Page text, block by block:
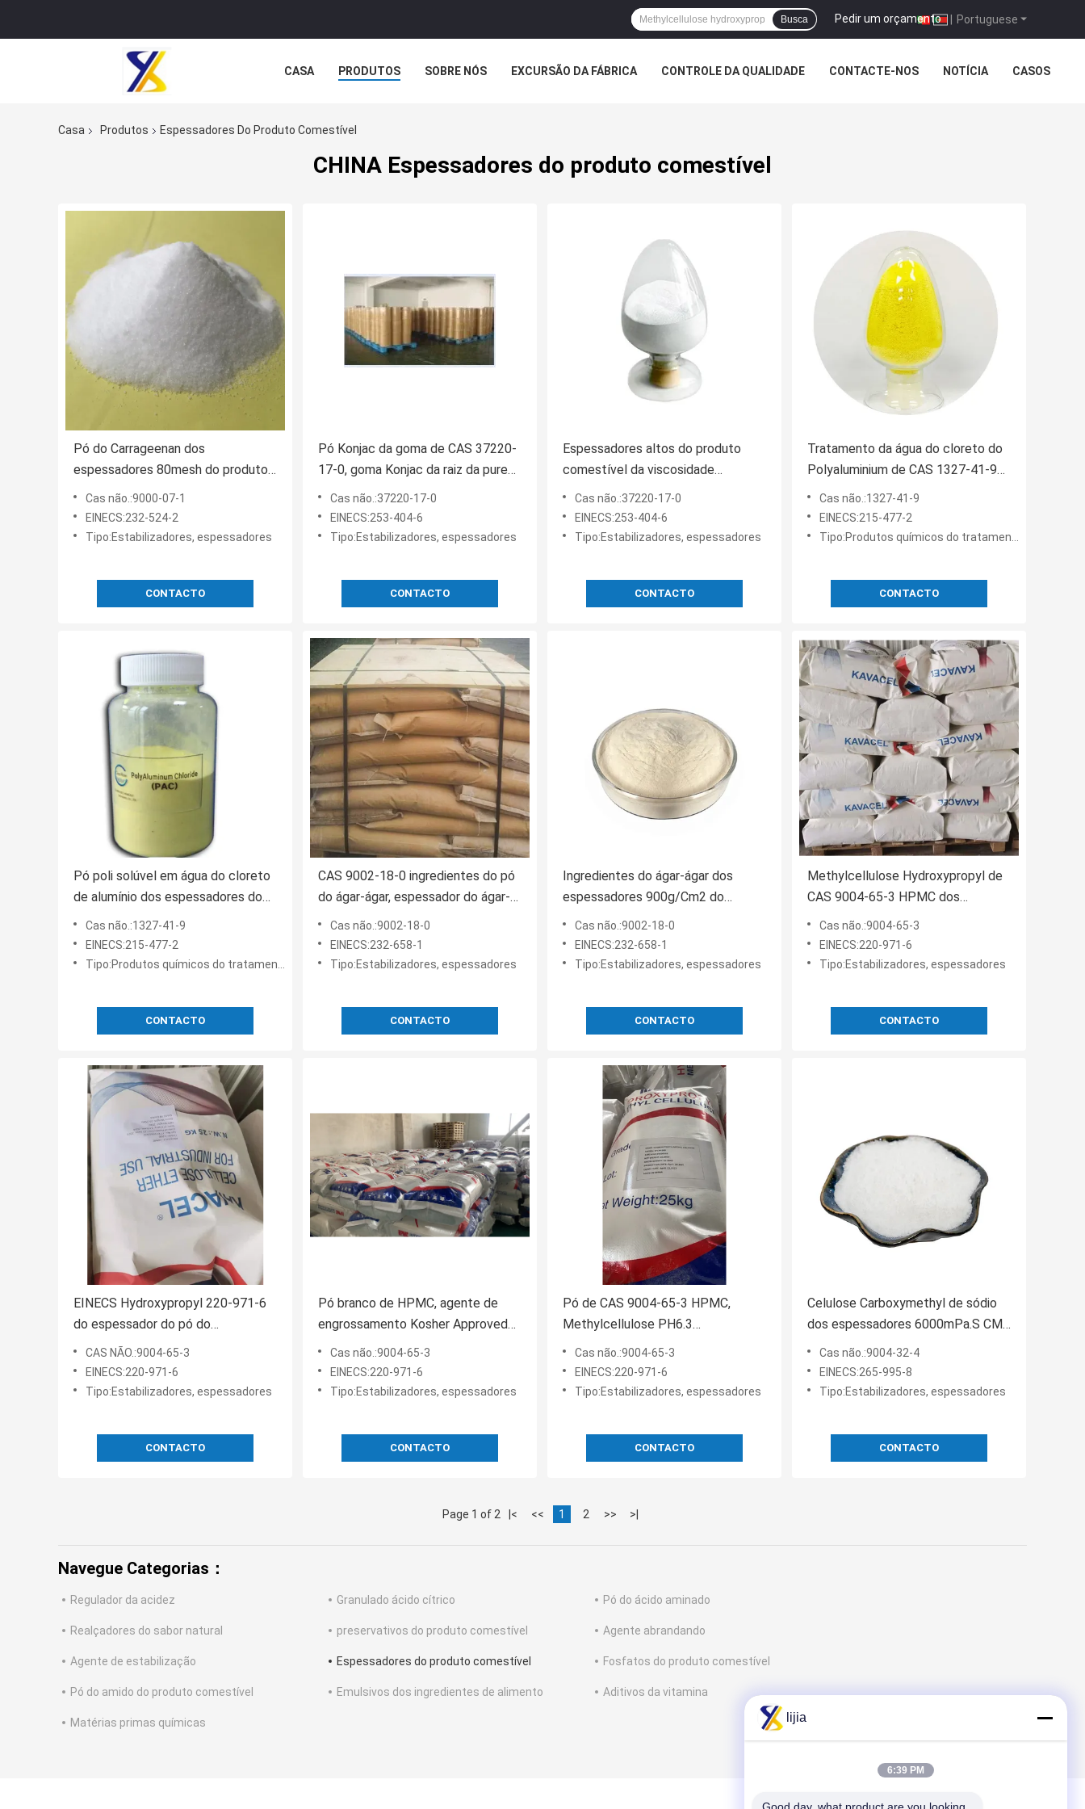
Portuguese
Pedir um orçamento |
Busca
CASA PRODUTOS SOBRE NÓS EXCURSÃO DA FÁBRICA CONTROLE DA QUALIDADE CONTACTE-NOS NOTÍCIA CASOS
Casa Produtos Espessadores Do Produto Comestível
CHINA Espessadores do produto comestível
Pó do Carrageenan dos
espessadores 80mesh do produto
comestível de CAS 9000-07-1
Cas não.:9000-07-1
EINECS:232-524-2
Tipo:Estabilizadores, espessadores
CONTACTO
Pó Konjac da goma de CAS 37220-
17-0, goma Konjac da raiz da pureza
de 99%
Cas não.:37220-17-0
EINECS:253-404-6
Tipo:Estabilizadores, espessadores
CONTACTO
Espessadores altos do produto
comestível da viscosidade
C26H43O22, espessador 120mesh
Konjac
Cas não.:37220-17-0
EINECS:253-404-6
Tipo:Estabilizadores, espessadores
CONTACTO
Tratamento da água do cloreto do
Polyaluminium de CAS 1327-41-9
1.12g/Cm3 PAC
Cas não.:1327-41-9
EINECS:215-477-2
Tipo:Produtos químicos do tratamento da água
CONTACTO
Pó poli solúvel em água do cloreto
de alumínio dos espessadores do
produto comestível do EINECS
215-477-2
Cas não.:1327-41-9
EINECS:215-477-2
Tipo:Produtos químicos do tratamento da água
CONTACTO
CAS 9002-18-0 ingredientes do pó
do ágar-ágar, espessador do ágar-
ágar do Pb 5.0mg/Kg
Cas não.:9002-18-0
EINECS:232-658-1
Tipo:Estabilizadores, espessadores
CONTACTO
Ingredientes do ágar-ágar dos
espessadores 900g/Cm2 do
produto comestível do EINECS
232-658-1
Cas não.:9002-18-0
EINECS:232-658-1
Tipo:Estabilizadores, espessadores
CONTACTO
Methylcellulose Hydroxypropyl de
CAS 9004-65-3 HPMC dos
espessadores do produto
comestível PH8.5
Cas não.:9004-65-3
EINECS:220-971-6
Tipo:Estabilizadores, espessadores
CONTACTO
EINECS Hydroxypropyl 220-971-6
do espessador do pó do
Methylcellulose do ISO
CAS NÃO.:9004-65-3
EINECS:220-971-6
Tipo:Estabilizadores, espessadores
CONTACTO
Pó branco de HPMC, agente de
engrossamento Kosher Approved
de PH4.0 HPMC
Cas não.:9004-65-3
EINECS:220-971-6
Tipo:Estabilizadores, espessadores
CONTACTO
Pó de CAS 9004-65-3 HPMC,
Methylcellulose PH6.3
Hydroxypropyl no alimento
Cas não.:9004-65-3
EINECS:220-971-6
Tipo:Estabilizadores, espessadores
CONTACTO
Celulose Carboxymethyl de sódio
dos espessadores 6000mPa.S CMC
do produto comestível de CAS
9004-32-4
Cas não.:9004-32-4
EINECS:265-995-8
Tipo:Estabilizadores, espessadores
CONTACTO
Page 1 of 2 |< << 1 2 >> >|
Navegue Categorias：
Regulador da acidez Granulado ácido cítrico Pó do ácido aminado
Realçadores do sabor natural preservativos do produto comestível Agente abrandando
Agente de estabilização Espessadores do produto comestível Fosfatos do produto comestível
Pó do amido do produto comestível Emulsivos dos ingredientes de alimento Aditivos da vitamina
Matérias primas químicas lijia
6:39 PM